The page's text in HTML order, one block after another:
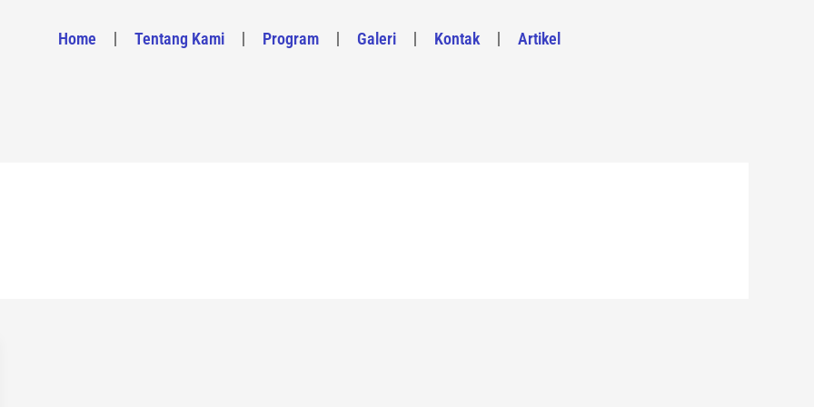
Home Tentang Kami Program Galeri Kontak Artikel